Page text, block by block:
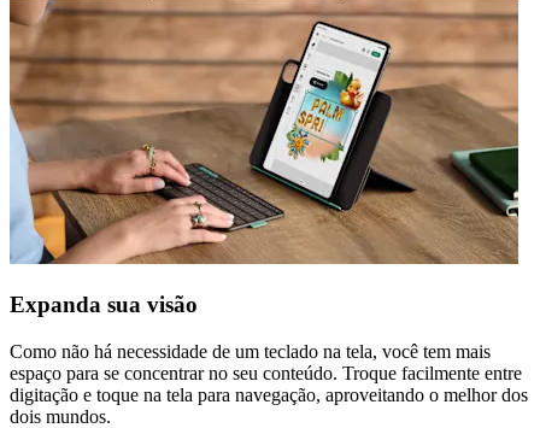
Expanda sua visão
Como não há necessidade de um teclado na tela, você tem mais
espaço para se concentrar no seu conteúdo. Troque facilmente entre
digitação e toque na tela para navegação, aproveitando o melhor dos
dois mundos.